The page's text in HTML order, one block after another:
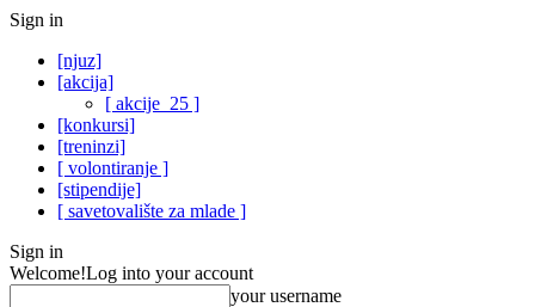
Sign in
[njuz]
[akcija]
[ akcije_25 ]
[konkursi]
[treninzi]
[ volontiranje ]
[stipendije]
[ savetovalište za mlade ]
Sign in
Welcome!Log into your account
your username